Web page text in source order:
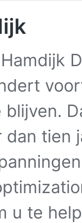
Hamdijk
blijven.
dan tien
u te